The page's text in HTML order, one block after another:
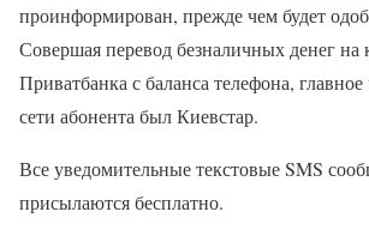
проинформирован, прежде чем будет
Совершая перевод безналичных денег на
Приватбанка с баланса телефона,
сети абонента был Киевстар.
Все уведомительные текстовые SMS
присылаются бесплатно.